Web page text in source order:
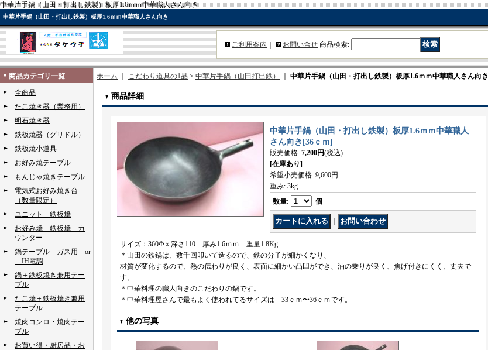
中華片手鍋（山田・打出し鉄製）板厚1.6ｍｍ中華職人さん向き
中華片手鍋（山田・打出し鉄製）板厚1.6ｍｍ中華職人さん向き
ご利用案内 お問い合せ 商品検索:
商品カテゴリ一覧
全商品
たこ焼き器（業務用）
明石焼き器
鉄板焼器（グリドル）
鉄板焼小道具
お好み焼テーブル
もんじゃ焼きテーブル
電気式お好み焼き台
（数量限定）
ユニット 鉄板焼
お好み焼 鉄板焼 カ
ウンター
鍋テーブル ガス用 or
IH電調
鍋＋鉄板焼き兼用テー
ブル
たこ焼＋鉄板焼き兼用
テーブル
焼肉コンロ・焼肉テー
ブル
お買い得・厨房品・お
ホーム こだわり道具の1品 > 中華片手鍋（山田打出鉄） 中華片手鍋（山田・打出し鉄製）板厚1.6ｍｍ中華職人さん向き
商品詳細
中華片手鍋（山田・打出し鉄製）板厚1.6ｍｍ中華職人
さん向き [36ｃｍ]
販売価格: 7,200円(税込)
[在庫あり]
希望小売価格: 9,600円
重み: 3kg
数量: 個
サイズ：360Фｘ深さ110 厚み1.6ｍｍ 重量1.8Kg
＊山田の鉄鍋は、数千回叩いて造るので、鉄の分子が細かくなり、
材質が変化するので、熱の伝わりが良く、表面に細かい凸凹ができ、油の乗りが良く、焦げ付きにくく、丈夫で
す。
＊中華料理の職人向きのこだわりの鍋です。
＊中華料理屋さんで最もよく使われてるサイズは 33ｃｍ〜36ｃｍです。
他の写真